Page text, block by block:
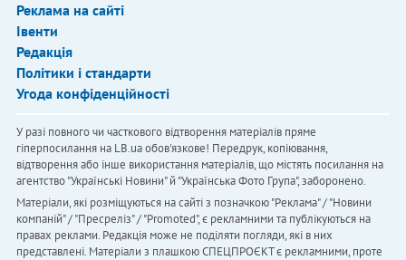
Реклама на сайті
Івенти
Редакція
Політики і стандарти
Угода конфіденційності
У разі повного чи часткового відтворення матеріалів пряме
гіперпосилання на LB.ua обов'язкове! Передрук, копіювання,
відтворення або інше використання матеріалів, що містять посилання на
агентство "Українськi Новини" й "Українська Фото Група", заборонено.
Матеріали, які розміщуються на сайті з позначкою "Реклама" / "Новини
компаній" / "Пресреліз" / "Promoted", є рекламними та публікуються на
правах реклами. Редакція може не поділяти погляди, які в них
представлені. Матеріали з плашкою СПЕЦПРОЄКТ є рекламними, проте